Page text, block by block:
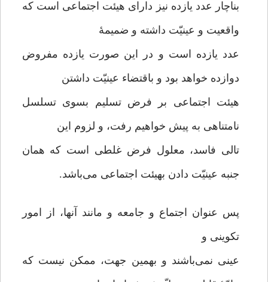
بناچار عدد یازده نیز دارای هیئت اجتماعی است که
واقعیت و عینیّت داشته و ضمیمۀ
عدد یازده است و در این صورت یازده مفروض
دوازده خواهد بود و باقتضاء عینیّت داشتن
هیئت اجتماعی بر فرض تسلیم بسوی تسلسل
نامتناهی به پیش خواهیم رفت، و لزوم این
تالی فاسد، معلول فرض غلطی است که همان
جنبه عینیّت دادن بهیئت اجتماعی می‌باشد.
پس عنوان اجتماع و جامعه و مانند آنها، از امور
تکوینی و
عینی نمی‌باشند و بهمین جهت، ممکن نیست که